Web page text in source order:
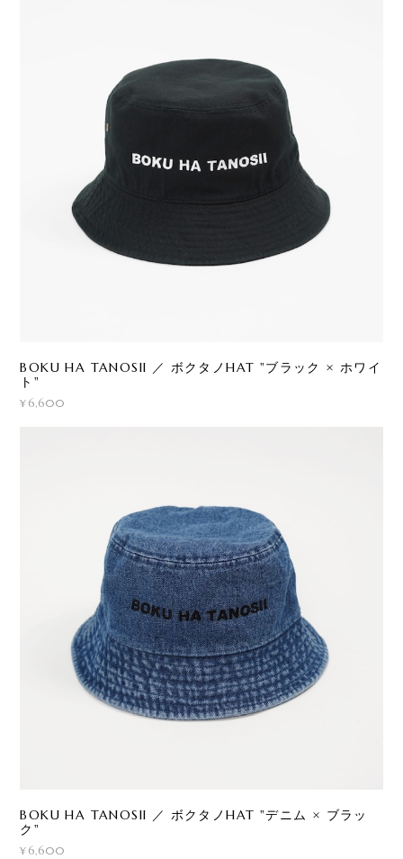
BOKU HA TANOSII ／ ボクタノHAT "ブラック × ホワイ
ト"
¥6,600
BOKU HA TANOSII ／ ボクタノHAT "デニム × ブラッ
ク"
¥6,600